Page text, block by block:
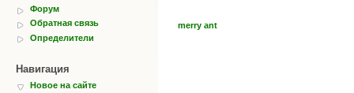
Форум
Обратная связь
Определители
Навигация
Новое на сайте
merry ant